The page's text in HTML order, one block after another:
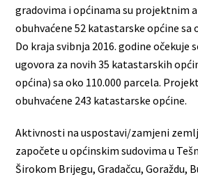
gradovima i općinama su projektnim
obuhvaćene 52 katastarske općine sa
Do kraja svibnja 2016. godine očekuje
ugovora za novih 35 katastarskih
općina) sa oko 110.000 parcela.
obuhvaćene 243 katastarske općine.
Aktivnosti na uspostavi/zamjeni
započete u općinskim sudovima u
Širokom Brijegu, Gradačcu, Goraždu,